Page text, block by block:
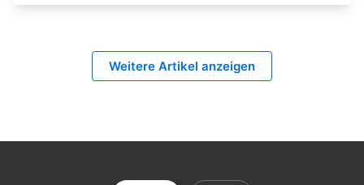
Weitere Artikel anzeigen